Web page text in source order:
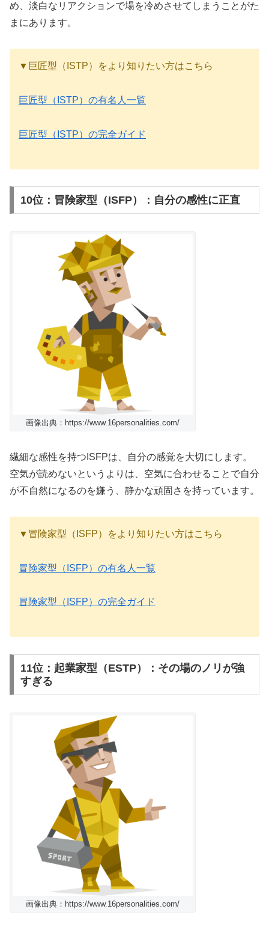
め、淡白なリアクションで場を冷めさせてしまうことがた
まにあります。
▼巨匠型（ISTP）をより知りたい方はこちら
巨匠型（ISTP）の有名人一覧
巨匠型（ISTP）の完全ガイド
10位：冒険家型（ISFP）：自分の感性に正直
画像出典：https://www.16personalities.com/
繊細な感性を持つISFPは、自分の感覚を大切にします。
空気が読めないというよりは、空気に合わせることで自分
が不自然になるのを嫌う、静かな頑固さを持っています。
▼冒険家型（ISFP）をより知りたい方はこちら
冒険家型（ISFP）の有名人一覧
冒険家型（ISFP）の完全ガイド
11位：起業家型（ESTP）：その場のノリが強
すぎる
画像出典：https://www.16personalities.com/